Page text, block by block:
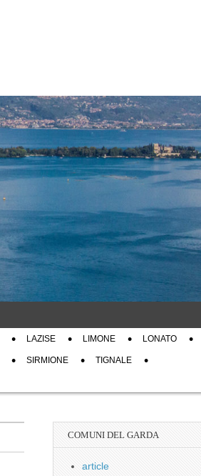
LAZISE LIMONE LONATO
SIRMIONE TIGNALE
COMUNI DEL GARDA
article